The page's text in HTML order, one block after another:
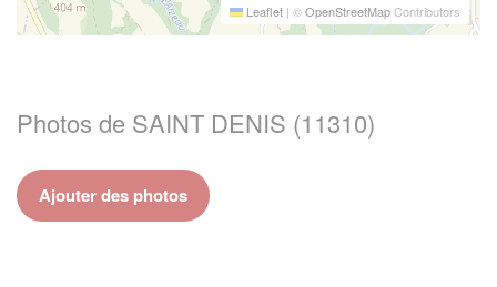
Leaflet | ©OpenStreetMapContributors
Photos de SAINT DENIS (11310)
Ajouter des photos